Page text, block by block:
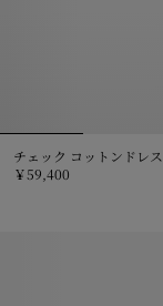
チェック コットンドレス
￥59,400